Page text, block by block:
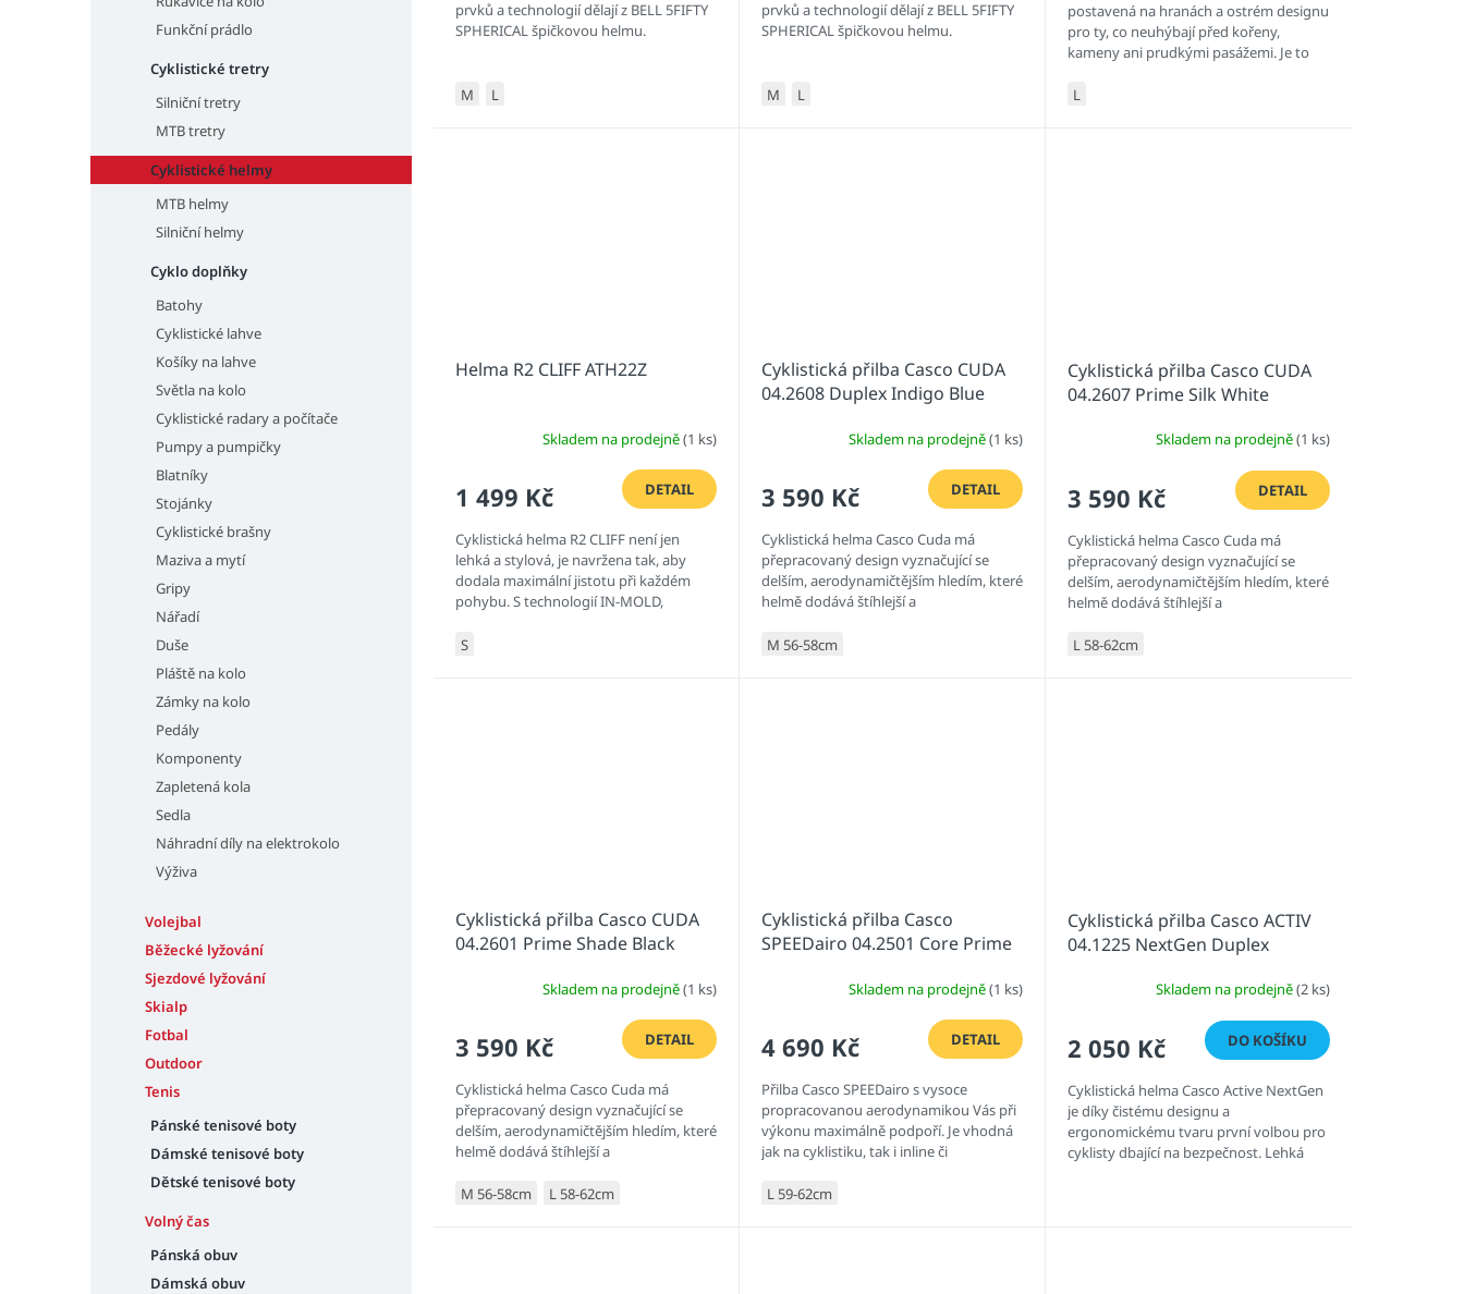
Funkční prádlo
Cyklistické tretry
Silniční tretry
MTB tretry
Cyklistické helmy
MTB helmy
Silniční helmy
Cyklo doplňky
Batohy
Cyklistické lahve
Košíky na lahve
Světla na kolo
Cyklistické radary a počítače
Pumpy a pumpičky
Blatníky
Stojánky
Cyklistické brašny
Maziva a mytí
Gripy
Nářadí
Duše
Pláště na kolo
Zámky na kolo
Pedály
Komponenty
Zapletená kola
Sedla
Náhradní díly na elektrokolo
Výživa
Volejbal
Běžecké lyžování
Sjezdové lyžování
Skialp
Fotbal
Outdoor
Tenis
Pánské tenisové boty
Dámské tenisové boty
Dětské tenisové boty
Volný čas
Pánská obuv
Dámská obuv
prvků a technologií dělají z BELL 5FIFTY
SPHERICAL špičkovou helmu.
M L
prvků a technologií dělají z BELL 5FIFTY
SPHERICAL špičkovou helmu.
M L
postavená na hranách a ostrém designu
pro ty, co neuhýbají před kořeny,
kameny ani prudkými pasážemi. Je to
L
Helma R2 CLIFF ATH22Z
Skladem na prodejně(1 ks)
1 499 Kč DETAIL
Cyklistická helma R2 CLIFF není jen
lehká a stylová, je navržena tak, aby
dodala maximální jistotu při každém
pohybu. S technologií IN-MOLD,
S
Cyklistická přilba Casco CUDA
04.2608 Duplex Indigo Blue
Skladem na prodejně(1 ks)
3 590 Kč DETAIL
Cyklistická helma Casco Cuda má
přepracovaný design vyznačující se
delším, aerodynamičtějším hledím, které
helmě dodává štíhlejší a
kompromisů v...
M 56-58cm
Cyklistická přilba Casco CUDA
04.2607 Prime Silk White
Skladem na prodejně(1 ks)
3 590 Kč DETAIL
Cyklistická helma Casco Cuda má
přepracovaný design vyznačující se
delším, aerodynamičtějším hledím, které
helmě dodává štíhlejší a
kompromisů v...
L 58-62cm
Cyklistická přilba Casco CUDA
04.2601 Prime Shade Black
Skladem na prodejně(1 ks)
3 590 Kč DETAIL
Cyklistická helma Casco Cuda má
přepracovaný design vyznačující se
delším, aerodynamičtějším hledím, které
helmě dodává štíhlejší a
kompromisů v...
M 56-58cm L 58-62cm
Cyklistická přilba Casco
SPEEDairo 04.2501 Core Prime
Skladem na prodejně(1 ks)
4 690 Kč DETAIL
Přilba Casco SPEEDairo s vysoce
propracovanou aerodynamikou Vás při
výkonu maximálně podpoří. Je vhodná
jak na cyklistiku, tak i inline či
L 59-62cm
Cyklistická přilba Casco ACTIV
04.1225 NextGen Duplex
Skladem na prodejně(2 ks)
2 050 Kč DO KOŠÍKU
Cyklistická helma Casco Active NextGen
je díky čistému designu a
ergonomickému tvaru první volbou pro
cyklisty dbající na bezpečnost. Lehká